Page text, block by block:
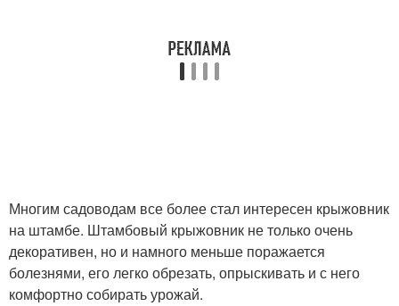
Многим садоводам все более стал интересен крыжовник
на штамбе. Штамбовый крыжовник не только очень
декоративен, но и намного меньше поражается
болезнями, его легко обрезать, опрыскивать и с него
комфортно собирать урожай.